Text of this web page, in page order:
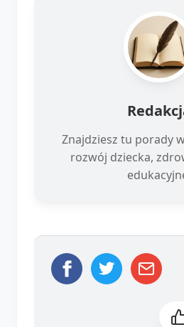
Znajdziesz tu porady
rozwój dziecka,